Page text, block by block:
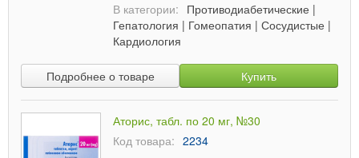
В категории: Противодиабетические |
Гепатология | Гомеопатия | Сосудистые |
Кардиология
Подробнее о товаре Купить
Аторис, табл. по 20 мг, №30
Код товара: 2234